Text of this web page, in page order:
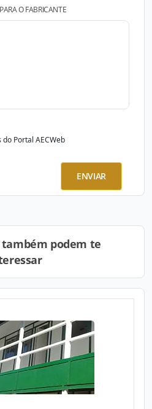
O FABRICANTE
Portal AECWeb
ENVIAR
podem te